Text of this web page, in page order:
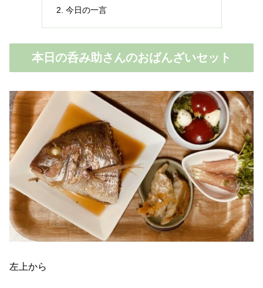
今日の一言
本日の呑み助さんのおばんざいセット
左上から